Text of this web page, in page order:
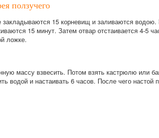
ползучего
15 корневищ и заливаются водою.
15 минут. Затем отвар отстаивается 4-5
ложке.
массу взвесить. Потом взять кастрюлю или
водой и настаивать 6 часов. После чего настой